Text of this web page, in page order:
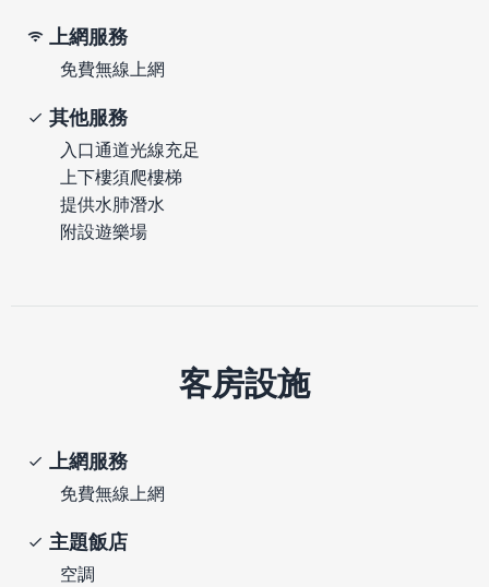
上網服務
免費無線上網
其他服務
入口通道光線充足
上下樓須爬樓梯
提供水肺潛水
附設遊樂場
客房設施
上網服務
免費無線上網
主題飯店
空調